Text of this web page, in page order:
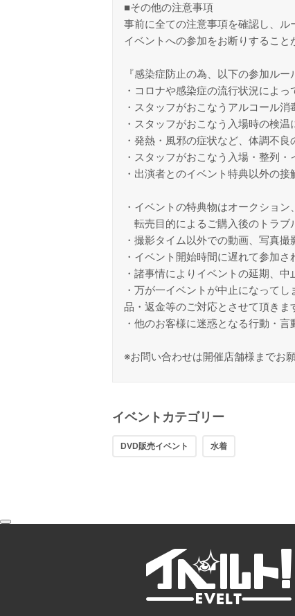
■その他の注意事項
事前に全ての注意事項を確認し、
イベントへの参加をお断りすること
『感染症防止の為、以下の参加ルー
・コロナや感染症の流行状況によ
・スタッフがおこなうアルコール消
・スタッフがおこなう入場時の検
・発熱・風邪の症状など、体調不良
・スタッフがおこなう入場・整列
・出演者とのイベント特典以外の接
・イベントの特典物はオークショ
転売目的によるご購入後のトラブ
・撮影タイム以外での動画、写真撮
・イベント開始時間に遅れて参加
・諸事情によりイベントの延期、
・万が一イベントが中止になって
品・返金等のご対応とさせて頂きま
・他のお客様に迷惑となる行動・
※お問い合わせは開催店舗様までお
イベントカテゴリー
DVD販売イベント 水着